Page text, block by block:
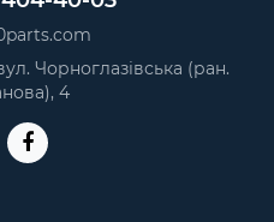
Чорноглазівська (ран.
4